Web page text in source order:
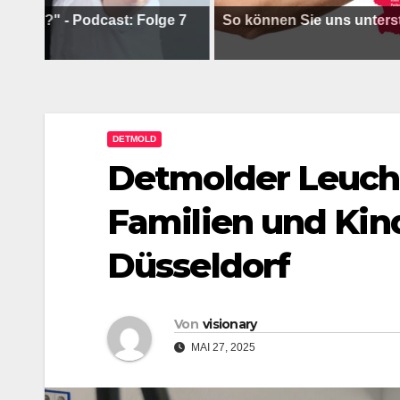
- Podcast: Folge 7 So können Sie uns unterstützen !
DETMOLD
Detmolder
Familien und
Düsseldorf
Von visionary
MAI 27, 2025